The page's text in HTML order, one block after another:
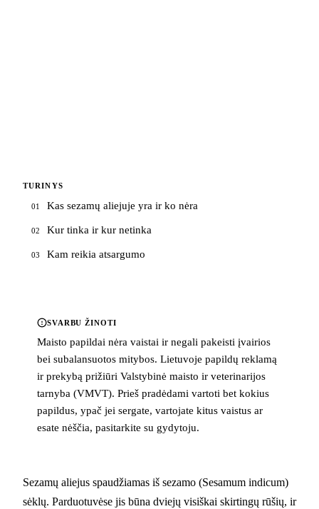
TURINYS
01 Kas sezamų aliejuje yra ir ko nėra
02 Kur tinka ir kur netinka
03 Kam reikia atsargumo
SVARBU ŽINOTI
Maisto papildai nėra vaistai ir negali pakeisti įvairios
bei subalansuotos mitybos. Lietuvoje papildų reklamą
ir prekybą prižiūri Valstybinė maisto ir veterinarijos
tarnyba (VMVT). Prieš pradėdami vartoti bet kokius
papildus, ypač jei sergate, vartojate kitus vaistus ar
esate nėščia, pasitarkite su gydytoju.
Sezamų aliejus spaudžiamas iš sezamo (Sesamum indicum)
sėklų. Parduotuvėse jis būna dviejų visiškai skirtingų rūšių, ir